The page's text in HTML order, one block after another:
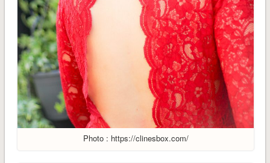
Photo : https://clinesbox.com/